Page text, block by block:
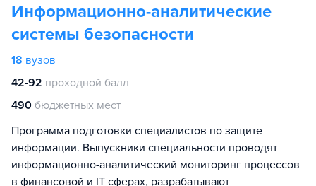
Информационно-аналитические
системы безопасности
18 вузов
42-92 проходной балл
490 бюджетных мест
Программа подготовки специалистов по защите
информации. Выпускники специальности проводят
информационно-аналитический мониторинг процессов
в финансовой и IT сферах, разрабатывают